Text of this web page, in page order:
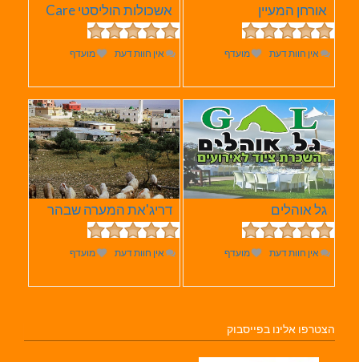
אורחן המעיין
אין חוות דעת מועדף
אשכולות הוליסטי Care
אין חוות דעת מועדף
גל אוהלים
אין חוות דעת מועדף
דריג'את המערה שבהר
אין חוות דעת מועדף
הצטרפו אלינו בפייסבוק